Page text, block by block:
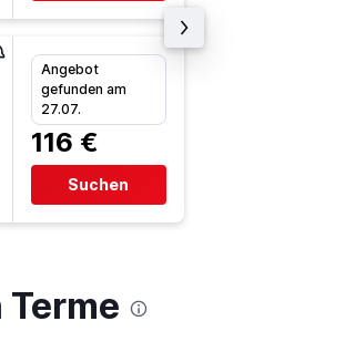
Angebot
gefunden am
27.07.
116 €
Suchen